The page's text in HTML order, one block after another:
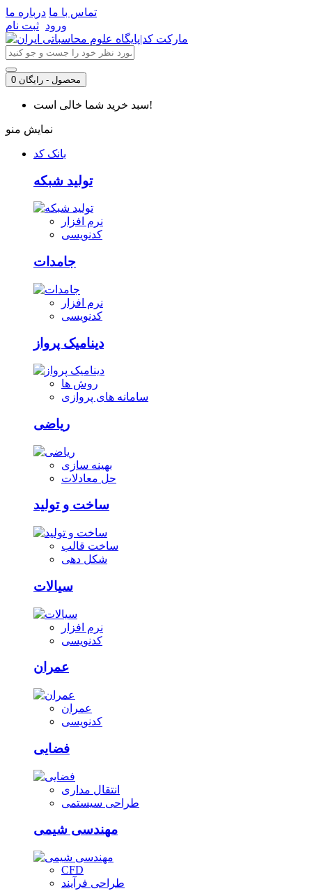
تماس با ما درباره ما
ورود ثبت نام
0 محصول - رایگان
سبد خرید شما خالی است!
نمایش منو
بانک کد
تولید شبکه
نرم افزار
کدنویسی
جامدات
نرم افزار
کدنویسی
دینامیک پرواز
روش ها
سامانه های پروازی
ریاضی
بهینه سازی
حل معادلات
ساخت و تولید
ساخت قالب
شکل دهی
سیالات
نرم افزار
کدنویسی
عمران
عمران
کدنویسی
فضایی
انتقال مداری
طراحی سیستمی
مهندسی شیمی
CFD
طراحی فرآیند